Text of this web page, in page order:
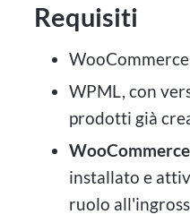
Requisiti
WooCommerce
WPML, con
prodotti già
installato e
ruolo